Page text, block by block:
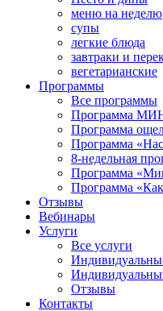
меню на неделю
супы
легкие блюда
завтраки и
вегетарианские
Программы
Все программы
Программа
Программа
Программа
8-недельная
Программа
Программа
Отзывы
Вебинары
Услуги
Все услуги
Отзывы
Контакты